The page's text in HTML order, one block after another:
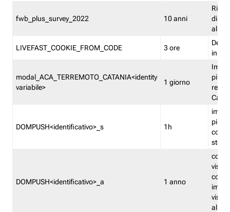
fwb_plus_survey_2022 10 anni
di
LIVEFAST_COOKIE_FROM_CODE 3 ore
in
modal_ACA_TERREMOTO_CATANIA<identity
variabile>
1 giorno
più
DOMPUSH<identificativo>_s 1h
più
DOMPUSH<identificativo>_a 1 anno